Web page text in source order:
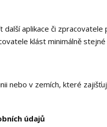
aplikace či
klást minimálně
nebo v zemích, které
údajů